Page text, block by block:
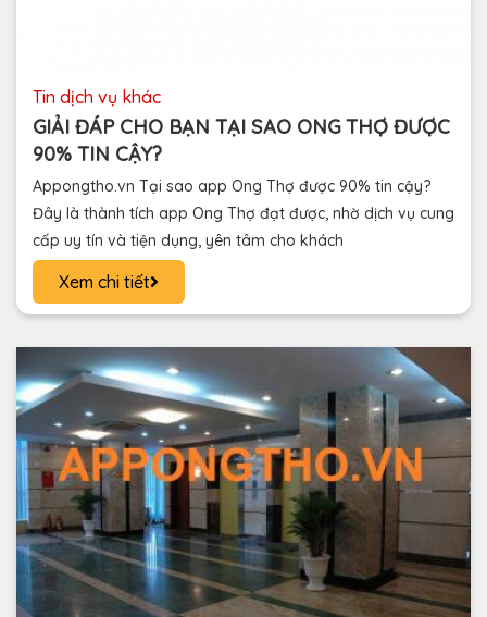
tin dịch vụ khác
GIẢI ĐÁP CHO BẠN TẠI SAO ONG THỢ ĐƯỢC
90% TIN CẬY?
Appongtho.vn Tại sao app Ong Thợ được 90% tin cậy?
Đây là thành tích app Ong Thợ đạt được, nhờ dịch vụ cung
cấp uy tín và tiện dụng, yên tâm cho khách
Xem chi tiết